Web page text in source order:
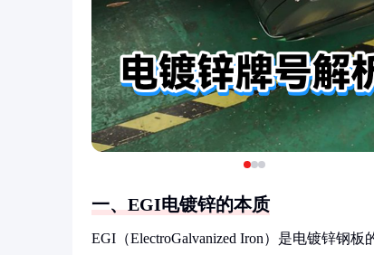
一、EGI电镀锌的本质
EGI（ElectroGalvanized Iron）是电镀锌钢